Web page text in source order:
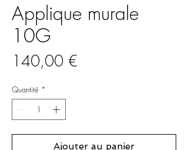
Applique murale
10G
140,00 €
Quantité *
Ajouter au panier